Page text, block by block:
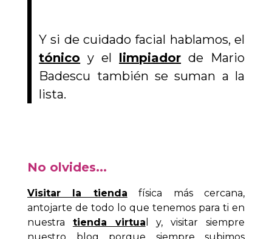
Y si de cuidado facial hablamos, el
tónico y el limpiador de Mario
Badescu también se suman a la
lista.
No olvides...
Visitar la tienda física más cercana,
antojarte de todo lo que tenemos para ti en
nuestra tienda virtua l y, visitar siempre
nuestro blog porque siempre subimos